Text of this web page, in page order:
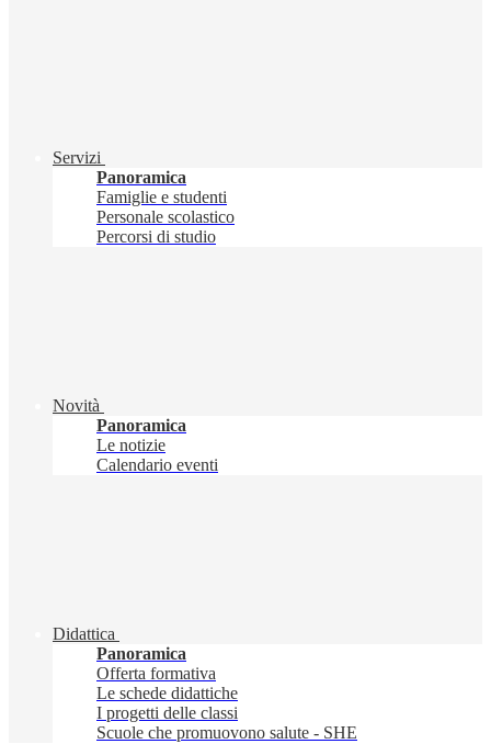
Servizi
Panoramica
Famiglie e studenti
Personale scolastico
Percorsi di studio
Novità
Panoramica
Le notizie
Calendario eventi
Didattica
Panoramica
Offerta formativa
Le schede didattiche
I progetti delle classi
Scuole che promuovono salute - SHE